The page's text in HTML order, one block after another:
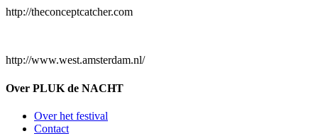
http://theconceptcatcher.com
http://www.west.amsterdam.nl/
Over PLUK de NACHT
Over het festival
Contact